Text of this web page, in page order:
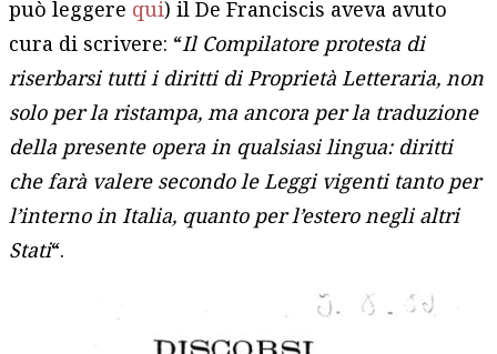
può leggere qui) il De Franciscis aveva avuto
cura di scrivere: “Il Compilatore protesta di
riserbarsi tutti i diritti di Proprietà Letteraria, non
solo per la ristampa, ma ancora per la traduzione
della presente opera in qualsiasi lingua: diritti
che farà valere secondo le Leggi vigenti tanto per
l’interno in Italia, quanto per l’estero negli altri
Stati“.